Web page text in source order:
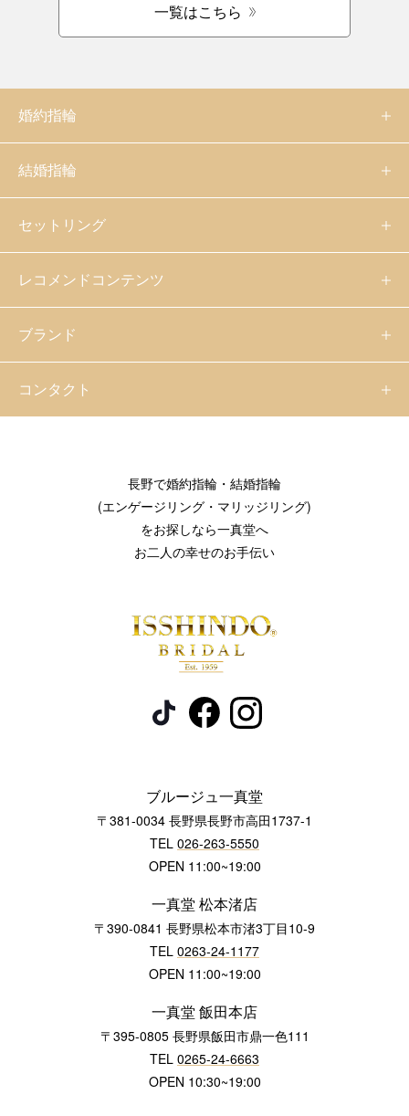
一覧はこちら
婚約指輪
結婚指輪
セットリング
レコメンドコンテンツ
ブランド
コンタクト
長野で婚約指輪・結婚指輪
(エンゲージリング・マリッジリング)
をお探しなら一真堂へ
お二人の幸せのお手伝い
ブルージュ一真堂
〒381-0034 長野県長野市高田1737-1
TEL 026-263-5550
OPEN 11:00~19:00
一真堂 松本渚店
〒390-0841 長野県松本市渚3丁目10-9
TEL 0263-24-1177
OPEN 11:00~19:00
一真堂 飯田本店
〒395-0805 長野県飯田市鼎一色111
TEL 0265-24-6663
OPEN 10:30~19:00